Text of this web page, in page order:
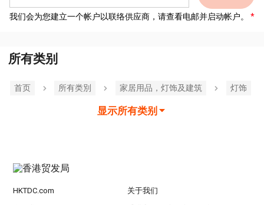
我们会为您建立一个帐户以联络供应商，请查看电邮并启动帐户。
所有类别
首页 所有类別 家居用品，灯饰及建筑 灯饰
显示所有类别
HKTDC.com 关于我们